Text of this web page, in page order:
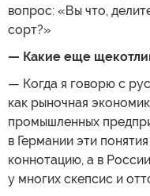
вопрос: «Вы что,
сорт?»
— Какие еще
— Когда я говорю с
как рыночная
промышленных
в Германии эти
коннотацию, а в
у многих скепсис и